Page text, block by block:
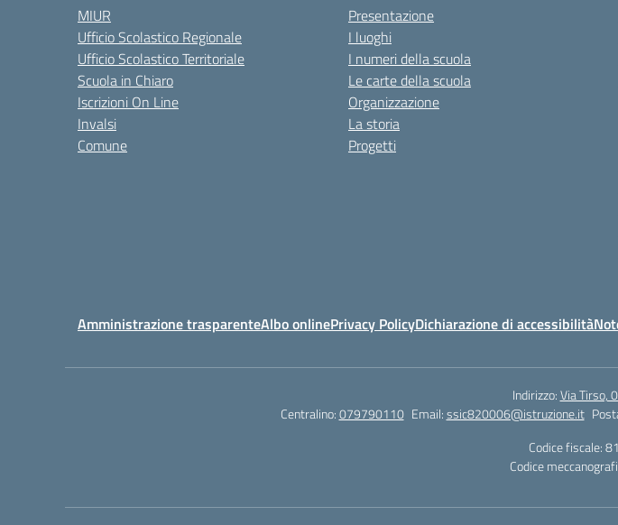
MIUR
Ufficio Scolastico Regionale
Ufficio Scolastico Territoriale
Scuola in Chiaro
Iscrizioni On Line
Invalsi
Comune
Presentazione
I luoghi
I numeri della scuola
Le carte della scuola
Organizzazione
La storia
Progetti
Amministrazione trasparenteAlbo onlinePrivacy PolicyDichiarazione di accessibilità
Indirizzo:Via Tirso,
Centralino:079790110 Email:ssic820006@istruzione.it
Codice fiscale:
Codice